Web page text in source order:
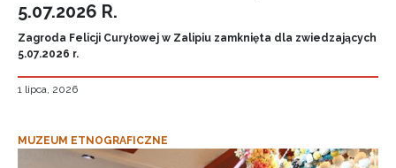
5.07.2026 R.
Zagroda Felicji Curyłowej w Zalipiu zamknięta dla zwiedzających
5.07.2026 r.
1 lipca, 2026
MUZEUM ETNOGRAFICZNE